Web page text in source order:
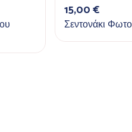
15,00€
Σεντονάκι